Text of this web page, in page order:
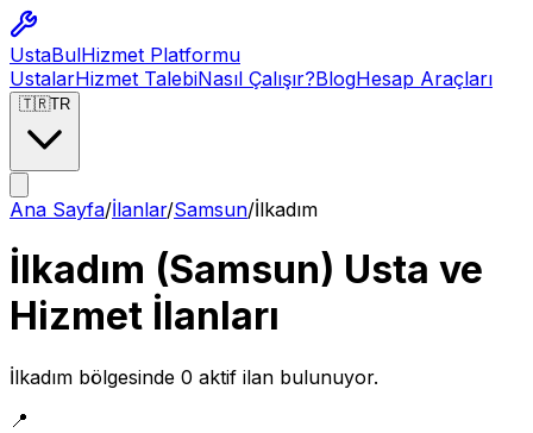
UstaBulHizmet Platformu
UstalarHizmet TalebiNasıl Çalışır?BlogHesap Araçları
🇹🇷TR
Ana Sayfa/İlanlar/Samsun/İlkadım
İlkadım (Samsun) Usta ve
Hizmet İlanları
İlkadım bölgesinde 0 aktif ilan bulunuyor.
📍